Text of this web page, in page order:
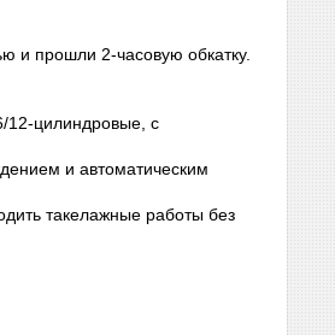
и прошли 2-часовую обкатку.
12-цилиндровые, с
и автоматическим
такелажные работы без